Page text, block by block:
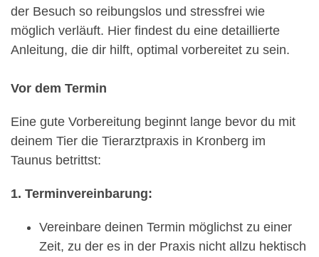
der Besuch so reibungslos und stressfrei wie
möglich verläuft. Hier findest du eine detaillierte
Anleitung, die dir hilft, optimal vorbereitet zu sein.
Vor dem Termin
Eine gute Vorbereitung beginnt lange bevor du mit
deinem Tier die Tierarztpraxis in Kronberg im
Taunus betrittst:
1. Terminvereinbarung:
Vereinbare deinen Termin möglichst zu einer
Zeit, zu der es in der Praxis nicht allzu hektisch